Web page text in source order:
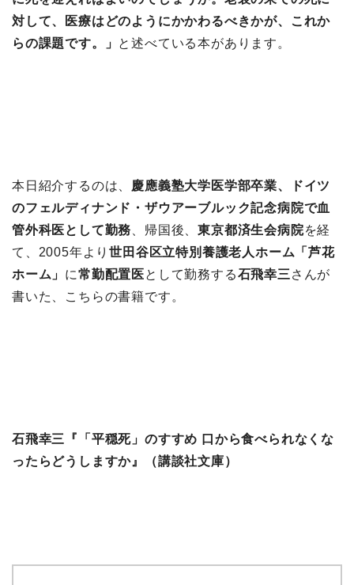
対して、医療はどのようにかかわるべきかが、これか
らの課題です。」 と述べている本があります。
本日紹介するのは、
慶應義塾大学医学部卒業、ドイツ
のフェルディナンド・ザウアーブルック記念病院で血
管外科医として勤務 、帰国後、東京都済生会病院を経
て、2005年より世田谷区立特別養護老人ホーム「芦花
ホーム」 に常勤配置医として勤務する石飛幸三 さんが
書いた、こちらの書籍です。
石飛幸三『「平穏死」のすすめ 口から食べられなくな
ったらどうしますか』（講談社文庫）